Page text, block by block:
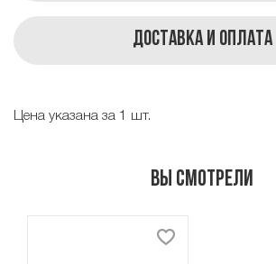
Доставка и оплата
Цена указана за 1 шт.
Вы смотрели